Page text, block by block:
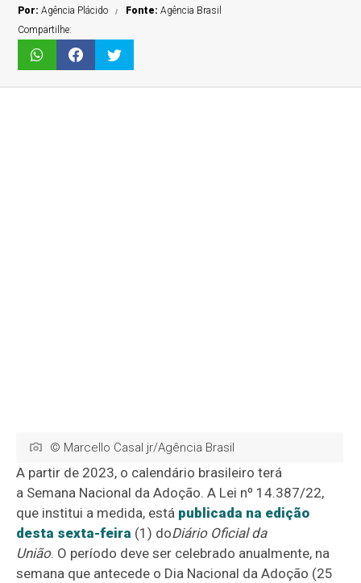
Por: Agência Plácido Fonte: Agência Brasil
Compartilhe:
© Marcello Casal jr/Agência Brasil
A partir de 2023, o calendário brasileiro terá
a Semana Nacional da Adoção. A Lei nº 14.387/22,
que institui a medida, está publicada na edição
desta sexta-feira (1) doDiário Oficial da
União. O período deve ser celebrado anualmente, na
semana que antecede o Dia Nacional da Adoção (25